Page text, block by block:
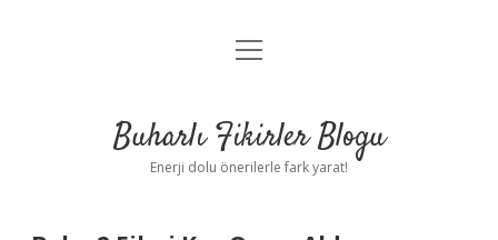
Anasayfa
Yasal Uyarı
menüyü
Buharlı Fikirler Blogu
Enerji dolu önerilerle fark yarat!